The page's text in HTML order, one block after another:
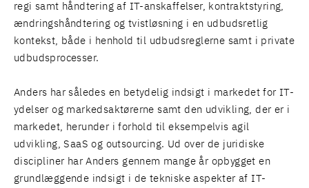
regi samt håndtering af IT-anskaffelser, kontraktstyring,
ændringshåndtering og tvistløsning i en udbudsretlig
kontekst, både i henhold til udbudsreglerne samt i private
udbudsprocesser.
Anders har således en betydelig indsigt i markedet for IT-
ydelser og markedsaktørerne samt den udvikling, der er i
markedet, herunder i forhold til eksempelvis agil
udvikling, SaaS og outsourcing. Ud over de juridiske
discipliner har Anders gennem mange år opbygget en
grundlæggende indsigt i de tekniske aspekter af IT-